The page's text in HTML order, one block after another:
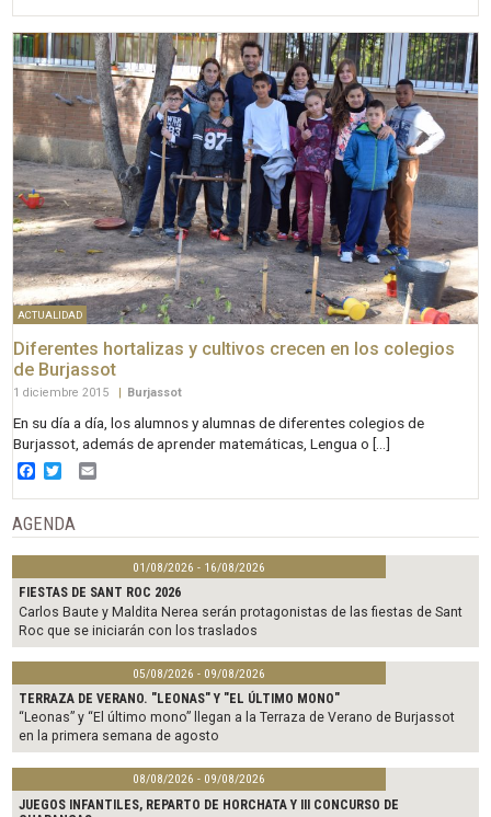
ACTUALIDAD
Diferentes hortalizas y cultivos crecen en los colegios
de Burjassot
1 diciembre 2015 | Burjassot
En su día a día, los alumnos y alumnas de diferentes colegios de
Burjassot, además de aprender matemáticas, Lengua o […]
Facebook
Twitter
AGENDA
01/08/2026 - 16/08/2026
FIESTAS DE SANT ROC 2026
Carlos Baute y Maldita Nerea serán protagonistas de las fiestas de Sant
Roc que se iniciarán con los traslados
05/08/2026 - 09/08/2026
TERRAZA DE VERANO. "LEONAS" Y "EL ÚLTIMO MONO"
“Leonas” y “El último mono” llegan a la Terraza de Verano de Burjassot
en la primera semana de agosto
08/08/2026 - 09/08/2026
JUEGOS INFANTILES, REPARTO DE HORCHATA Y III CONCURSO DE